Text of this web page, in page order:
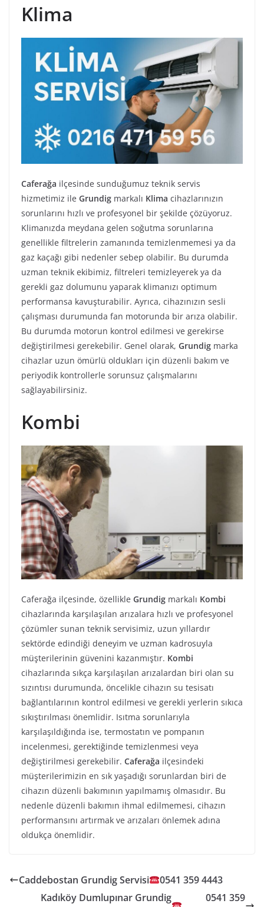
Klima
Caferağa ilçesinde sunduğumuz teknik servis
hizmetimiz ile Grundig markalı Klima cihazlarınızın
sorunlarını hızlı ve profesyonel bir şekilde çözüyoruz.
Klimanızda meydana gelen soğutma sorunlarına
genellikle filtrelerin zamanında temizlenmemesi ya da
gaz kaçağı gibi nedenler sebep olabilir. Bu durumda
uzman teknik ekibimiz, filtreleri temizleyerek ya da
gerekli gaz dolumunu yaparak klimanızı optimum
performansa kavuşturabilir. Ayrıca, cihazınızın sesli
çalışması durumunda fan motorunda bir arıza olabilir.
Bu durumda motorun kontrol edilmesi ve gerekirse
değiştirilmesi gerekebilir. Genel olarak, Grundig marka
cihazlar uzun ömürlü oldukları için düzenli bakım ve
periyodik kontrollerle sorunsuz çalışmalarını
sağlayabilirsiniz.
Kombi
Caferağa ilçesinde, özellikle Grundig markalı Kombi
cihazlarında karşılaşılan arızalara hızlı ve profesyonel
çözümler sunan teknik servisimiz, uzun yıllardır
sektörde edindiği deneyim ve uzman kadrosuyla
müşterilerinin güvenini kazanmıştır. Kombi
cihazlarında sıkça karşılaşılan arızalardan biri olan su
sızıntısı durumunda, öncelikle cihazın su tesisatı
bağlantılarının kontrol edilmesi ve gerekli yerlerin sıkıca
sıkıştırılması önemlidir. Isıtma sorunlarıyla
karşılaşıldığında ise, termostatın ve pompanın
incelenmesi, gerektiğinde temizlenmesi veya
değiştirilmesi gerekebilir. Caferağa ilçesindeki
müşterilerimizin en sık yaşadığı sorunlardan biri de
cihazın düzenli bakımının yapılmamış olmasıdır. Bu
nedenle düzenli bakımın ihmal edilmemesi, cihazın
performansını artırmak ve arızaları önlemek adına
oldukça önemlidir.
Caddebostan Grundig Servisi
0541 359 4443
Kadıköy Dumlupınar Grundig
0541 359